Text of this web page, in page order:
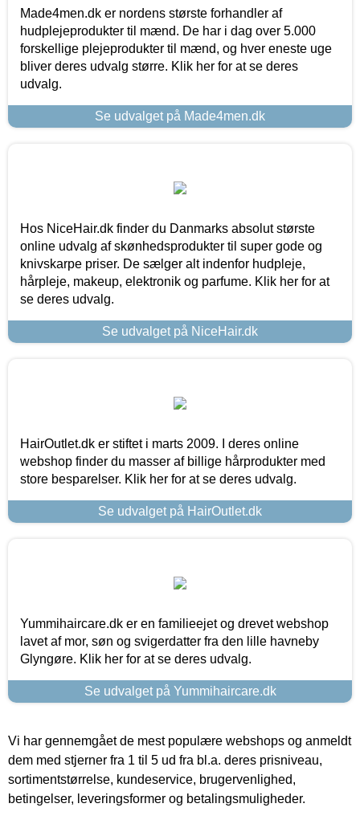
Made4men.dk er nordens største forhandler af
hudplejeprodukter til mænd. De har i dag over 5.000
forskellige plejeprodukter til mænd, og hver eneste uge
bliver deres udvalg større. Klik her for at se deres
udvalg.
Se udvalget på Made4men.dk
Hos NiceHair.dk finder du Danmarks absolut største
online udvalg af skønhedsprodukter til super gode og
knivskarpe priser. De sælger alt indenfor hudpleje,
hårpleje, makeup, elektronik og parfume. Klik her for at
se deres udvalg.
Se udvalget på NiceHair.dk
HairOutlet.dk er stiftet i marts 2009. I deres online
webshop finder du masser af billige hårprodukter med
store besparelser. Klik her for at se deres udvalg.
Se udvalget på HairOutlet.dk
Yummihaircare.dk er en familieejet og drevet webshop
lavet af mor, søn og svigerdatter fra den lille havneby
Glyngøre. Klik her for at se deres udvalg.
Se udvalget på Yummihaircare.dk
Vi har gennemgået de mest populære webshops og anmeldt
dem med stjerner fra 1 til 5 ud fra bl.a. deres prisniveau,
sortimentstørrelse, kundeservice, brugervenlighed,
betingelser, leveringsformer og betalingsmuligheder.